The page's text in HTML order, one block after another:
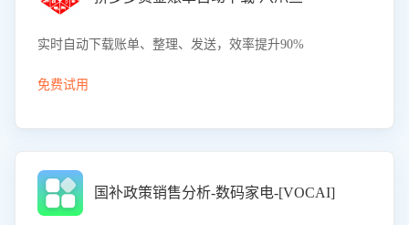
实时自动下载账单、整理、发送，效率提升90%
免费试用
国补政策销售分析-数码家电-[VOCAI]